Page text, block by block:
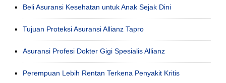
Beli Asuransi Kesehatan untuk Anak Sejak Dini
Tujuan Proteksi Asuransi Allianz Tapro
Asuransi Profesi Dokter Gigi Spesialis Allianz
Perempuan Lebih Rentan Terkena Penyakit Kritis